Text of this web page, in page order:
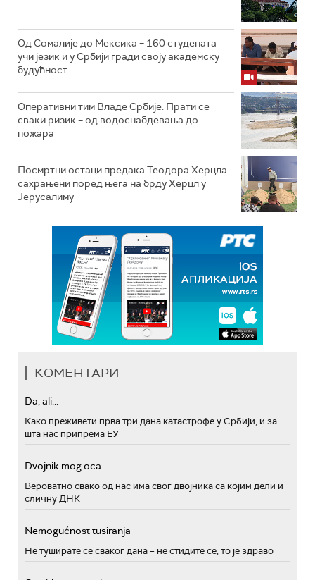
Од Сомалије до Мексика – 160 студената
учи језик и у Србији гради своју академску
будућност
Оперативни тим Владе Србије: Прати се
сваки ризик – од водоснабдевања до
пожара
Посмртни остаци предака Теодора Херцла
сахрањени поред њега на брду Херцл у
Јерусалиму
КОМЕНТАРИ
Da, ali...
Како преживети прва три дана катастрофе у Србији, и за
шта нас припрема ЕУ
Dvojnik mog oca
Вероватно свако од нас има свог двојника са којим дели и
сличну ДНК
Nemogućnost tusiranja
Не туширате се сваког дана – не стидите се, то је здраво